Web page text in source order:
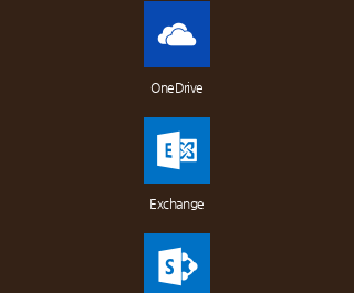
OneDrive
Exchange